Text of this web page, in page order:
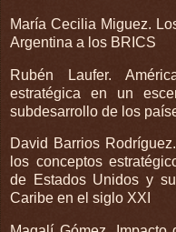
María Cecilia Miguez.
Argentina a los BRICS
Rubén Laufer.
estratégica en un
subdesarrollo de los
David Barrios
los conceptos
de Estados Unidos y
Caribe en el siglo XXI